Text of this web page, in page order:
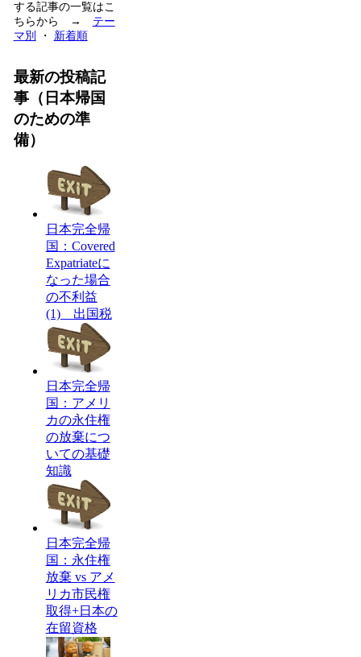
する記事の一覧はこ
ちらから → テー
マ別
・ 新着順
最新の投稿記
事（日本帰国
のための準
備）
日本完全帰
国：Covered
Expatriateに
なった場合
の不利益
(1) 出国税
日本完全帰
国：アメリ
カの永住権
の放棄につ
いての基礎
知識
日本完全帰
国：永住権
放棄 vs アメ
リカ市民権
取得+日本の
在留資格